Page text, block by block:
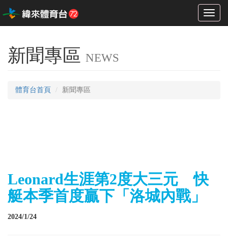
Toggle
新聞專區 NEWS
體育台首頁 新聞專區
Leonard生涯第2度大三元 快
艇本季首度贏下「洛城內戰」
2024/1/24